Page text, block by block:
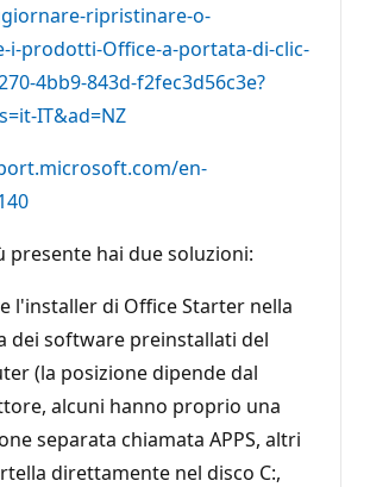
ripristinare-o-
i-prodotti-Office-a-portata-di-clic-
4bb9-843d-f2fec3d56c3e?
IT&ad=NZ
en-
presente hai due soluzioni:
l'installer di Office Starter nella
dei software preinstallati del
(la posizione dipende dal
alcuni hanno proprio una
separata chiamata APPS, altri
direttamente nel disco C:,